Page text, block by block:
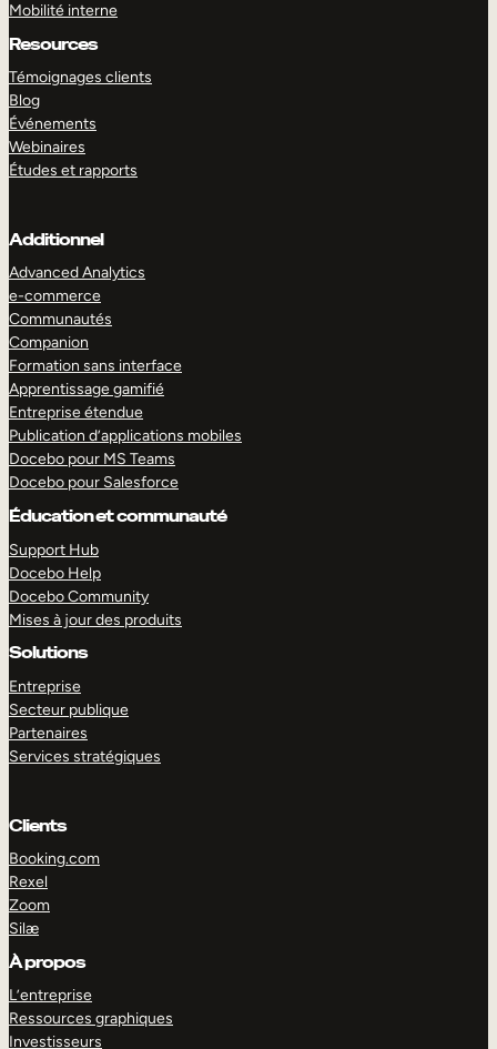
Mobilité interne
Resources
Témoignages clients
Blog
Événements
Webinaires
Études et rapports
Additionnel
Advanced Analytics
e-commerce
Communautés
Companion
Formation sans interface
Apprentissage gamifié
Entreprise étendue
Publication d’applications mobiles
Docebo pour MS Teams
Docebo pour Salesforce
Éducation et communauté
Support Hub
Docebo Help
Docebo Community
Mises à jour des produits
Solutions
Entreprise
Secteur publique
Partenaires
Services stratégiques
Clients
Booking.com
Rexel
Zoom
Silæ
À propos
L’entreprise
Ressources graphiques
Investisseurs